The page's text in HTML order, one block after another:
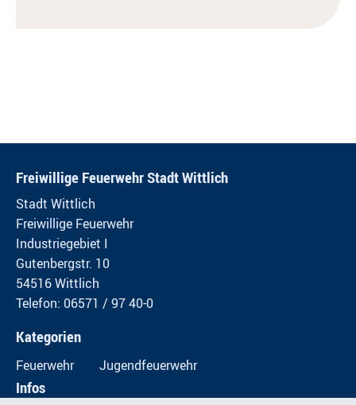
Freiwillige Feuerwehr Stadt Wittlich
Stadt Wittlich
Freiwillige Feuerwehr
Industriegebiet I
Gutenbergstr. 10
54516 Wittlich
Telefon: 06571 / 97 40-0
Kategorien
Feuerwehr Jugendfeuerwehr
Infos